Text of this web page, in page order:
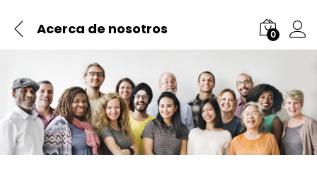
Acerca de nosotros 0